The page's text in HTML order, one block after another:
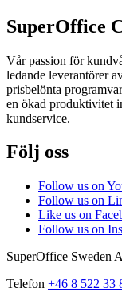
SuperOffice
Vår passion för
ledande leverantörer
prisbelönta
en ökad produktivitet
kundservice.
Följ oss
Follow us on
Follow us on
Like us on
Follow us on
SuperOffice Sweden
Telefon +46 8 522 33